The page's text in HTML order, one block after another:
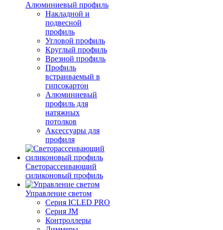
Алюминиевый профиль
Накладной и
подвесной
профиль
Угловой профиль
Круглый профиль
Врезной профиль
Профиль
встраиваемый в
гипсокартон
Алюминиевый
профиль для
натяжных
потолков
Аксессуары для
профиля
Светорассеивающий
силиконовый профиль
Управление светом
Серия ICLED PRO
Серия JM
Контроллеры